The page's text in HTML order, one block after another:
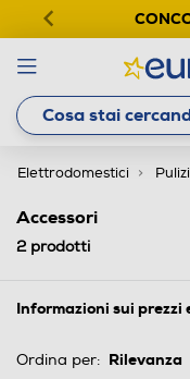
Elettrodomestici
Accessori
2prodotti
Informazioni sui
Ordina per: